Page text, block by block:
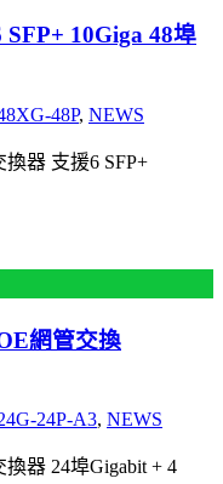
10Giga 48埠
48P, NEWS
器 支援6 SFP+
網管交換
24P-A3, NEWS
器 24埠Gigabit + 4